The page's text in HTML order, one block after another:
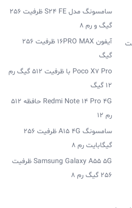
سامسونگ مدل S24 FE ظرفیت 256
گیگ و رم 8
آیفون 16PRO MAX ظرفیت 256
گیگ
Poco X7 Pro با ظرفیت 512 گیگ رم
12 گیگ
Redmi Note 14 Pro 4G حافظه 512
رم 12
سامسونگ A15 4G ظرفیت 256
گیگابایت رم 8
Samsung Galaxy A55 5G ظرفیت
256 گیگ رم 8